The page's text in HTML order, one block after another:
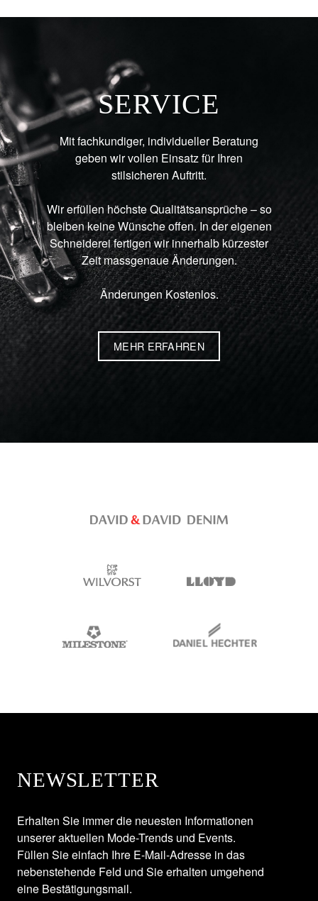
SERVICE
Mit fachkundiger, individueller Beratung
geben wir vollen Einsatz für Ihren
stilsicheren Auftritt.
Wir erfüllen höchste Qualitätsansprüche – so
bleiben keine Wünsche offen. In der eigenen
Schneiderei fertigen wir innerhalb kürzester
Zeit massgenaue Änderungen.
Änderungen Kostenlos.
MEHR ERFAHREN
NEWSLETTER
Erhalten Sie immer die neuesten Informationen
unserer aktuellen Mode-Trends und Events.
Füllen Sie einfach Ihre E-Mail-Adresse in das
nebenstehende Feld und Sie erhalten umgehend
eine Bestätigungsmail.